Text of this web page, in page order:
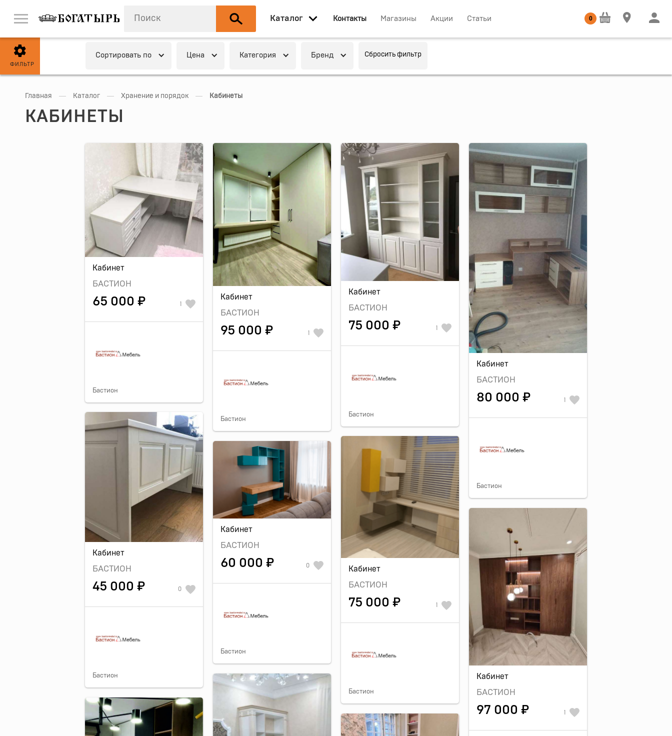
Каталог Контакты Магазины Акции Статьи 0
ФИЛЬТР
Cортировать по Цена Категория Бренд Сбросить фильтр
Главная — Каталог — Хранение и порядок — Кабинеты
КАБИНЕТЫ
Кабинет
БАСТИОН
65 000 ₽ 1
Бастион
Кабинет
БАСТИОН
95 000 ₽ 1
Бастион
Кабинет
БАСТИОН
75 000 ₽ 1
Бастион
Кабинет
БАСТИОН
80 000 ₽ 1
Бастион
Кабинет
БАСТИОН
45 000 ₽ 0
Бастион
Кабинет
БАСТИОН
75 000 ₽
Бастион
Кабинет
БАСТИОН
60 000 ₽ 0
Бастион
Кабинет
БАСТИОН
97 000 ₽ 1